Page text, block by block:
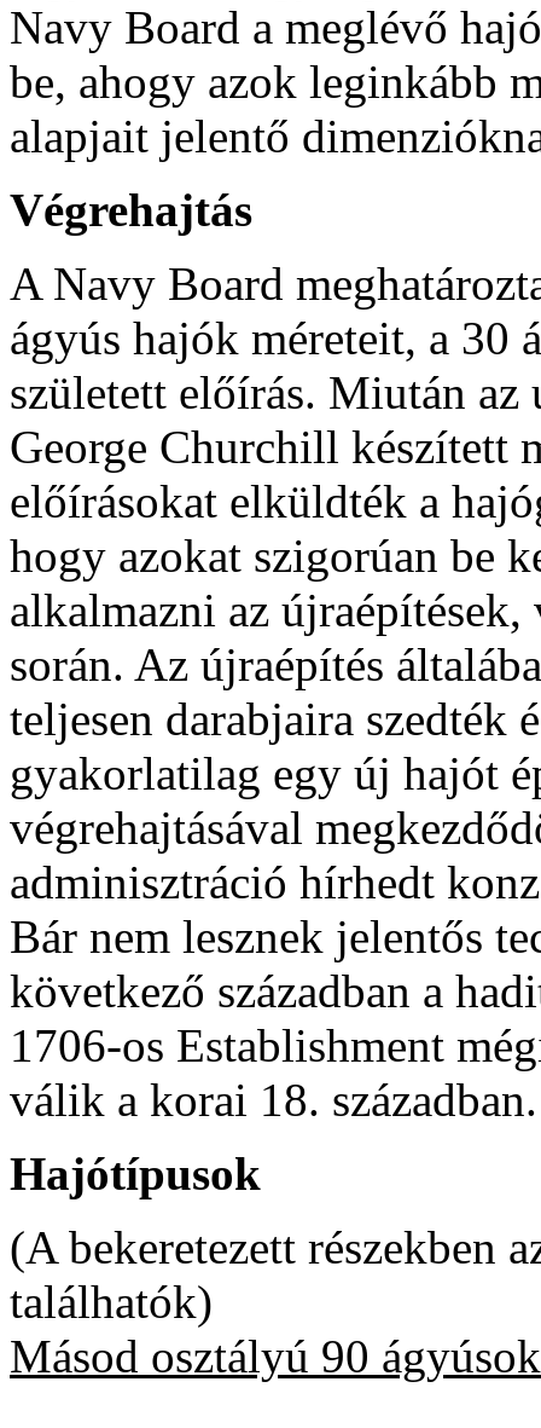
Navy Board a meglévő
be, ahogy azok leginkább
alapjait jelentő
Végrehajtás
A Navy Board
ágyús hajók méreteit, a 30
született előírás. Miután
George Churchill készített
előírásokat elküldték a
hogy azokat szigorúan be
alkalmazni az
során. Az újraépítés
teljesen darabjaira szedték
gyakorlatilag egy új hajót
végrehajtásával
adminisztráció hírhedt
Bár nem lesznek jelentős
következő században a
1706-os Establishment
válik a korai 18. században.
Hajótípusok
(A bekeretezett részekben
találhatók)
Másod osztályú 90 ágyúsok